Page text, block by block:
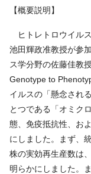
【概要説明】
ヒトレトロウイル
池田輝政准教授が参
ス学分野の佐藤佳教
Genotype to
イルスの「懸念され
とつである「オミク
態、免疫抵抗性、お
にしました。まず、
株の実効再生産数は
明らかにしました。